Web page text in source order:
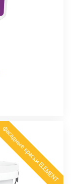
Фасадные краски ELEMENT